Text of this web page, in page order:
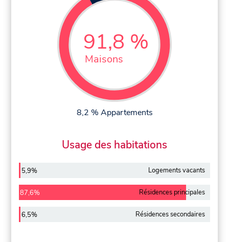
91,8 %
Maisons
8,2 % Appartements
Usage des habitations
5,9% Logements vacants
87,6% Résidences principales
6,5% Résidences secondaires